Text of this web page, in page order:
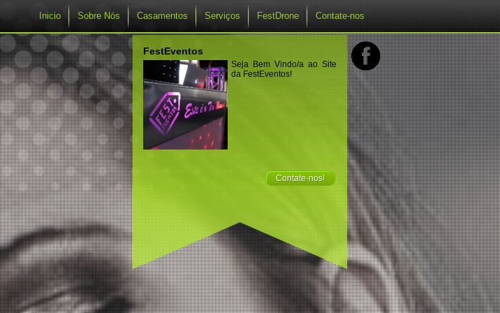
FestEventos
Seja Bem Vindo/a ao Site
da FestEventos!
Contate-nos!
Inicio Sobre Nós Casamentos Serviços FestDrone Contate-nos